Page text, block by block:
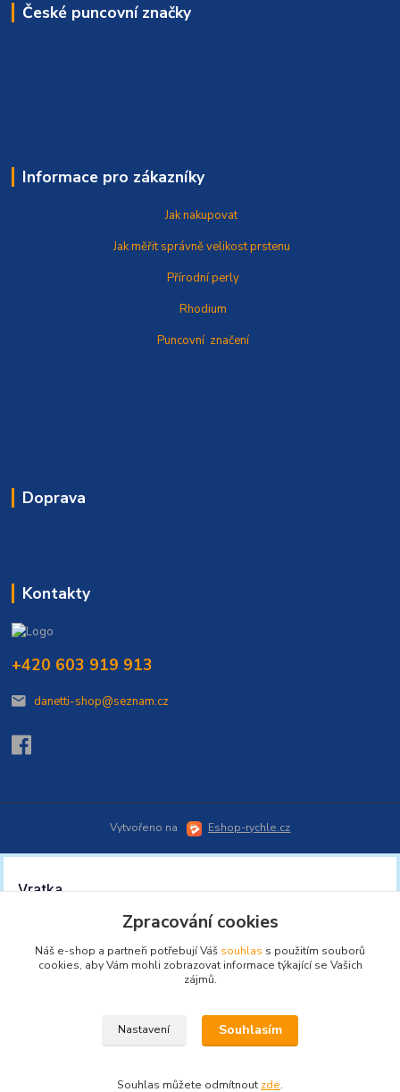
České puncovní značky
Informace pro zákazníky
Jak nakupovat
Jak měřit správněvelikost prstenu
Přírodní perly
Rhodium
Puncovní značení
Doprava
Kontakty
+420 603 919 913
danetti-shop@seznam.cz
Vytvořeno na Eshop-rychle.cz
Zpracování cookies
Náš e-shop a partneři potřebují Váš souhlas s použitím souborů
cookies, aby Vám mohli zobrazovat informace týkající se Vašich
zájmů.
Nastavení Souhlasím
Souhlas můžete odmítnout zde.